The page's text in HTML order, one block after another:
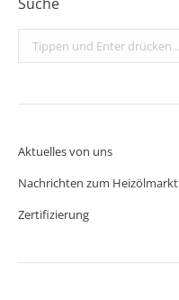
Search:
Aktuelles von uns
Nachrichten zum Heizölmarkt
Zertifizierung